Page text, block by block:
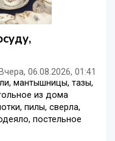
Вчера, 06.08.2026, 01:41
мантышницы, тазы,
из дома
пилы, сверла,
постельное